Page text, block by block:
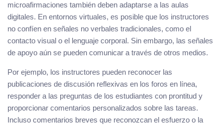
microafirmaciones también deben adaptarse a las aulas
digitales. En entornos virtuales, es posible que los instructores
no confíen en señales no verbales tradicionales, como el
contacto visual o el lenguaje corporal. Sin embargo, las señales
de apoyo aún se pueden comunicar a través de otros medios.
Por ejemplo, los instructores pueden reconocer las
publicaciones de discusión reflexivas en los foros en línea,
responder a las preguntas de los estudiantes con prontitud y
proporcionar comentarios personalizados sobre las tareas.
Incluso comentarios breves que reconozcan el esfuerzo o la